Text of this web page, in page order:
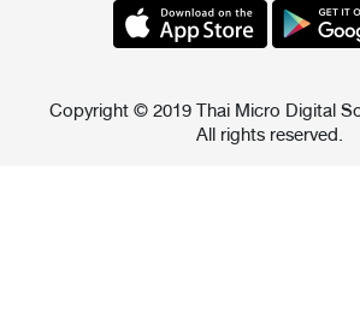
Copyright © 2019 Thai Micro Digital
All rights reserved.